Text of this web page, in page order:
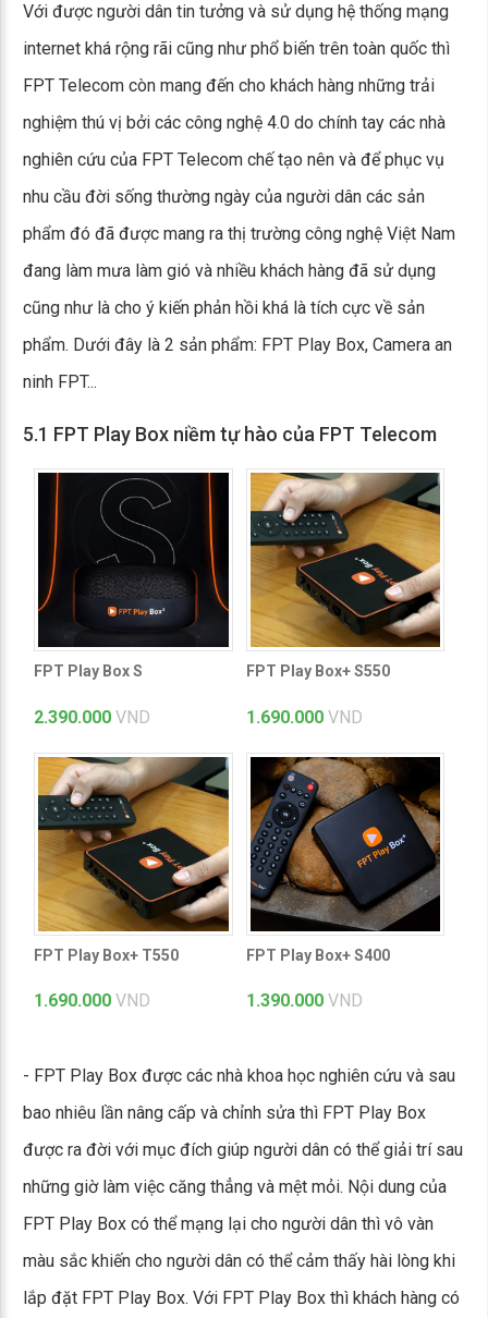
Với được người dân tin tưởng và sử dụng hệ thống mạng
internet khá rộng rãi cũng như phổ biến trên toàn quốc thì
FPT Telecom còn mang đến cho khách hàng những trải
nghiệm thú vị bởi các công nghệ 4.0 do chính tay các nhà
nghiên cứu của FPT Telecom chế tạo nên và để phục vụ
nhu cầu đời sống thường ngày của người dân các sản
phẩm đó đã được mang ra thị trường công nghệ Việt Nam
đang làm mưa làm gió và nhiều khách hàng đã sử dụng
cũng như là cho ý kiến phản hồi khá là tích cực về sản
phẩm. Dưới đây là 2 sản phẩm: FPT Play Box, Camera an
ninh FPT...
5.1 FPT Play Box niềm tự hào của FPT Telecom
FPT Play Box S
2.390.000 VND
FPT Play Box+ S550
1.690.000 VND
FPT Play Box+ T550
1.690.000 VND
FPT Play Box+ S400
1.390.000 VND
- FPT Play Box được các nhà khoa học nghiên cứu và sau
bao nhiêu lần nâng cấp và chỉnh sửa thì FPT Play Box
được ra đời với mục đích giúp người dân có thể giải trí sau
những giờ làm việc căng thẳng và mệt mỏi. Nội dung của
FPT Play Box có thể mạng lại cho người dân thì vô vàn
màu sắc khiến cho người dân có thể cảm thấy hài lòng khi
lắp đặt FPT Play Box. Với FPT Play Box thì khách hàng có